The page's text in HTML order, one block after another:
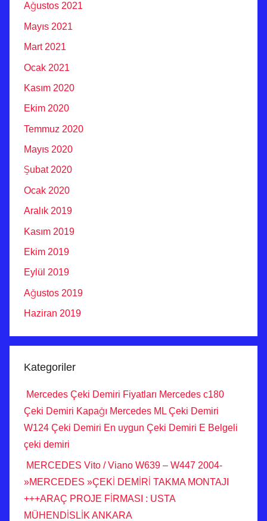
Ağustos 2021
Mayıs 2021
Mart 2021
Ocak 2021
Kasım 2020
Ekim 2020
Temmuz 2020
Mayıs 2020
Şubat 2020
Ocak 2020
Aralık 2019
Kasım 2019
Ekim 2019
Eylül 2019
Ağustos 2019
Haziran 2019
Kategoriler
Mercedes Çeki Demiri Fiyatları Mercedes c180
Çeki Demiri Kapağı Mercedes ML Çeki Demiri
W124 Çeki Demiri En uygun Çeki Demiri E Belgeli
çeki demiri
MERCEDES Vito / Viano W639 – W447 2004-
»MERCEDES »ÇEKİ DEMİRİ TAKMA MONTAJI
+++ARAÇ PROJE FİRMASI : USTA
MÜHENDİSLİK ANKARA